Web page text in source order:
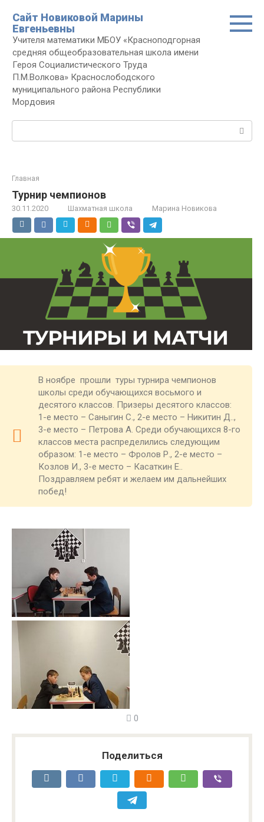
контенту
Сайт Новиковой Марины
Евгеньевны
Учителя математики МБОУ «Красноподгорная
средняя общеобразовательная школа имени
Героя Социалистического Труда
П.М.Волкова» Краснослободского
муниципального района Республики
Мордовия
Главная
Турнир чемпионов
30.11.2020 Шахматная школа Марина Новикова
В ноябре прошли туры турнира чемпионов
школы среди обучающихся восьмого и
десятого классов. Призеры десятого классов:
1-е место – Саныгин С., 2-е место – Никитин Д..,
3-е место – Петрова А. Среди обучающихся 8-го
классов места распределились следующим
образом: 1-е место – Фролов Р., 2-е место –
Козлов И., 3-е место – Касаткин Е..
Поздравляем ребят и желаем им дальнейших
побед!
0
Поделиться